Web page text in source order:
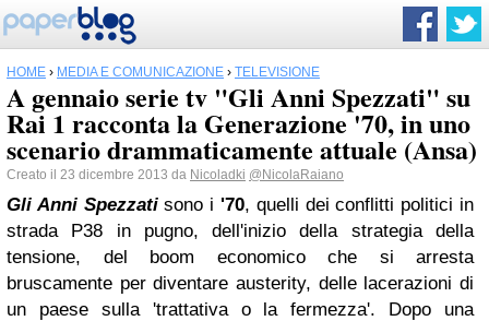
HOME › MEDIA E COMUNICAZIONE › TELEVISIONE
A gennaio serie tv "Gli Anni Spezzati" su
Rai 1 racconta la Generazione '70, in uno
scenario drammaticamente attuale (Ansa)
Creato il 23 dicembre 2013 da Nicoladki @NicolaRaiano
Gli Anni Spezzatisono i '70, quelli dei conflitti politici in
strada P38 in pugno, dell'inizio della strategia della
tensione, del boom economico che si arresta
bruscamente per diventare austerity, delle lacerazioni di
un paese sulla 'trattativa o la fermezza'. Dopo una